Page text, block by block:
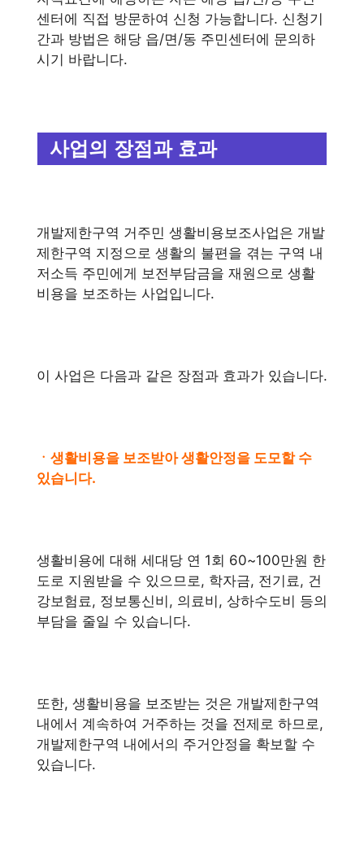
센터에 직접 방문하여 신청 가능합니다. 신청기
간과 방법은 해당 읍/면/동 주민센터에 문의하
시기 바랍니다.
사업의 장점과 효과
개발제한구역 거주민 생활비용보조사업은 개발
제한구역 지정으로 생활의 불편을 겪는 구역 내
저소득 주민에게 보전부담금을 재원으로 생활
비용을 보조하는 사업입니다.
이 사업은 다음과 같은 장점과 효과가 있습니다.
ㆍ생활비용을 보조받아 생활안정을 도모할 수
있습니다.
생활비용에 대해 세대당 연 1회 60~100만원 한
도로 지원받을 수 있으므로, 학자금, 전기료, 건
강보험료, 정보통신비, 의료비, 상하수도비 등의
부담을 줄일 수 있습니다.
또한, 생활비용을 보조받는 것은 개발제한구역
내에서 계속하여 거주하는 것을 전제로 하므로,
개발제한구역 내에서의 주거안정을 확보할 수
있습니다.